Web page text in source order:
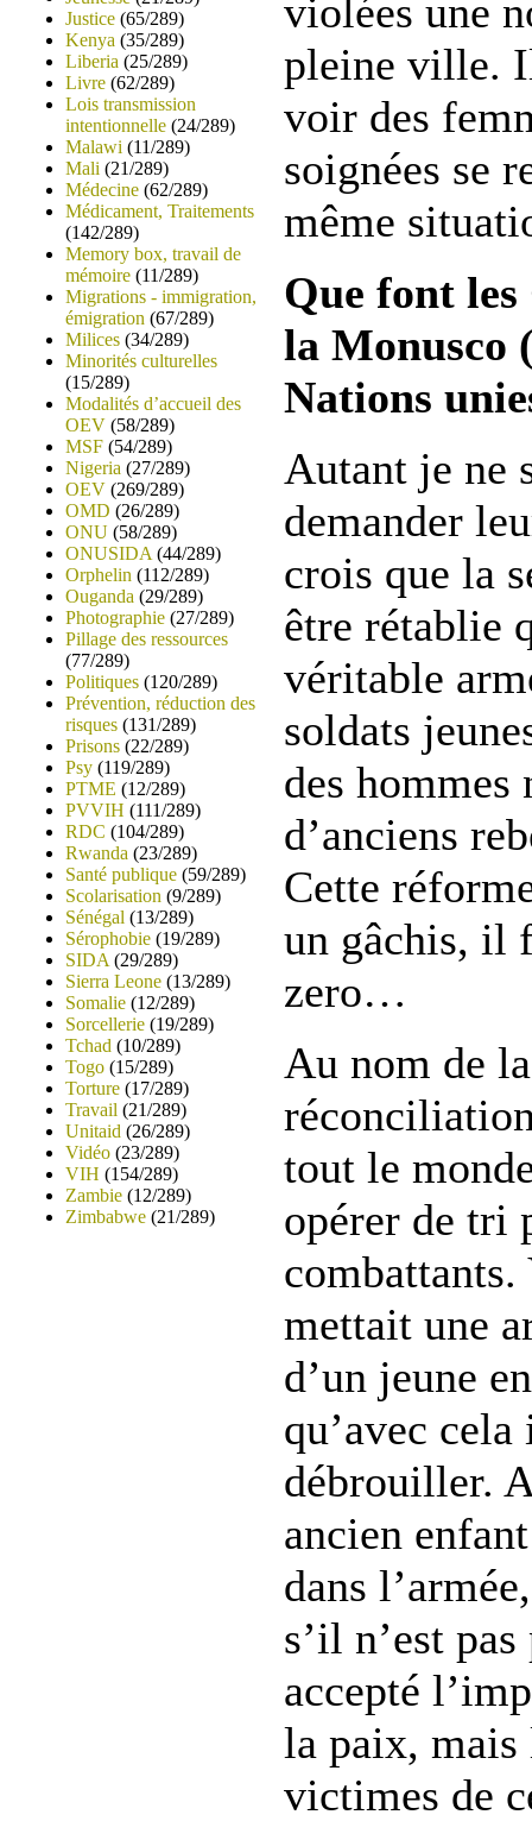
Justice (65/289)
Kenya (35/289)
Liberia (25/289)
Livre (62/289)
Lois transmission
intentionnelle (24/289)
Malawi (11/289)
Mali (21/289)
Médecine (62/289)
Médicament, Traitements
(142/289)
Memory box, travail de
mémoire (11/289)
Migrations - immigration,
émigration (67/289)
Milices (34/289)
Minorités culturelles
(15/289)
Modalités d’accueil des
OEV (58/289)
MSF (54/289)
Nigeria (27/289)
OEV (269/289)
OMD (26/289)
ONU (58/289)
ONUSIDA (44/289)
Orphelin (112/289)
Ouganda (29/289)
Photographie (27/289)
Pillage des ressources
(77/289)
Politiques (120/289)
Prévention, réduction des
risques (131/289)
Prisons (22/289)
Psy (119/289)
PTME (12/289)
PVVIH (111/289)
RDC (104/289)
Rwanda (23/289)
Santé publique (59/289)
Scolarisation (9/289)
Sénégal (13/289)
Sérophobie (19/289)
SIDA (29/289)
Sierra Leone (13/289)
Somalie (12/289)
Sorcellerie (19/289)
Tchad (10/289)
Togo (15/289)
Torture (17/289)
Travail (21/289)
Unitaid (26/289)
Vidéo (23/289)
VIH (154/289)
Zambie (12/289)
Zimbabwe (21/289)
violées une
pleine ville.
voir des
soignées se
même
Que font les
la Monusco
Nations
Autant je ne
demander
crois que la
être rétablie
véritable
soldats
des hommes
d’anciens
Cette
un gâchis, il
zero…
Au nom de
tout le
opérer de tri
mettait une
d’un jeune
qu’avec
débrouiller.
ancien
dans
s’il n’est
accepté
la paix, mais
victimes de